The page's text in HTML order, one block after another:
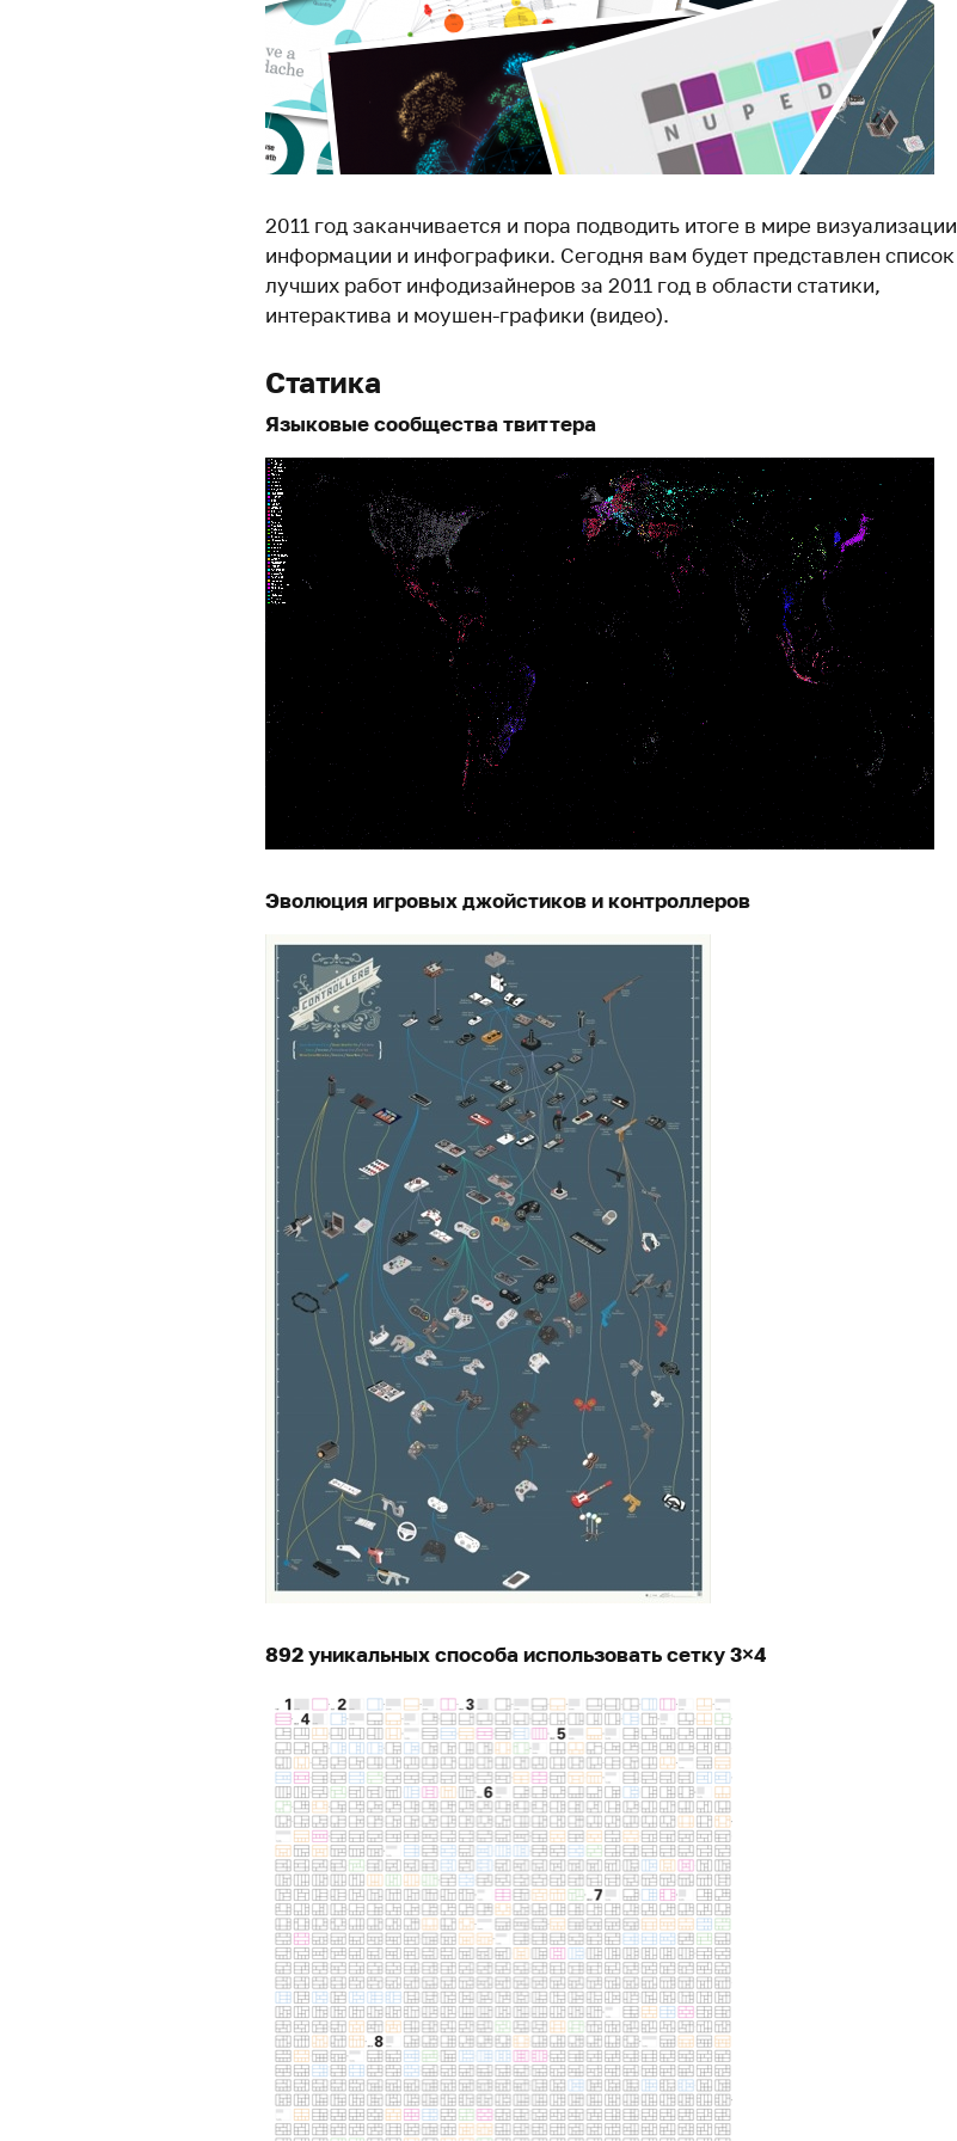
2011 год заканчивается и пора подводить итоге в мире визуализации
информации и инфографики. Сегодня вам будет представлен список
лучших работ инфодизайнеров за 2011 год в области статики,
интерактива и моушен-графики (видео).
Статика
Языковые сообщества твиттера
Эволюция игровых джойстиков и контроллеров
892 уникальных способа использовать сетку 3×4